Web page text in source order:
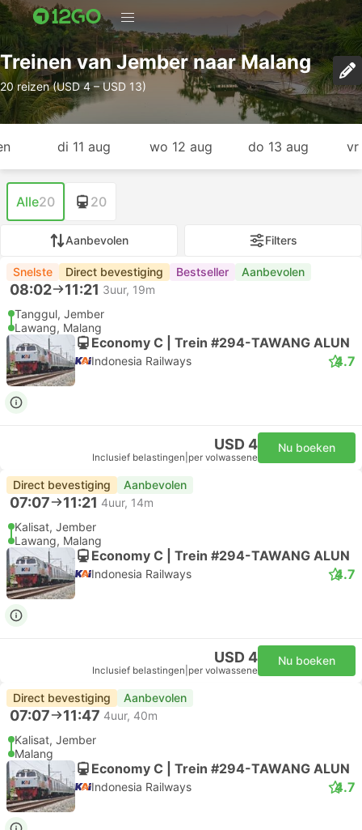
Treinen van Jember naar Malang
20 reizen (USD 4 – USD 13)
di 11 aug wo 12 aug do 13 aug vr
Alle20 20
Aanbevolen Filters
Snelste Direct bevestiging Bestseller Aanbevolen
08:02 11:21 3uur, 19m
Tanggul, Jember
Lawang, Malang
Economy C | Trein #294-TAWANG ALUN
Indonesia Railways 4.7
USD 4
Inclusief belastingen per volwassene
Nu boeken
Direct bevestiging Aanbevolen
07:07 11:21 4uur, 14m
Kalisat, Jember
Lawang, Malang
Economy C | Trein #294-TAWANG ALUN
Indonesia Railways 4.7
USD 4
Inclusief belastingen per volwassene
Nu boeken
Direct bevestiging Aanbevolen
07:07 11:47 4uur, 40m
Kalisat, Jember
Malang
Economy C | Trein #294-TAWANG ALUN
Indonesia Railways 4.7